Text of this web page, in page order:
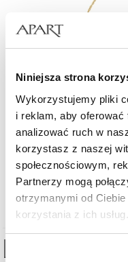
Niniejsza strona
Wykorzystujemy pliki
i reklam, aby oferować
analizować ruch w
korzystasz z naszej
społecznościowym,
Partnerzy mogą
otrzymanymi od
korzystania z ich usług.
Bransoletka z żółtego złota z
999 zł